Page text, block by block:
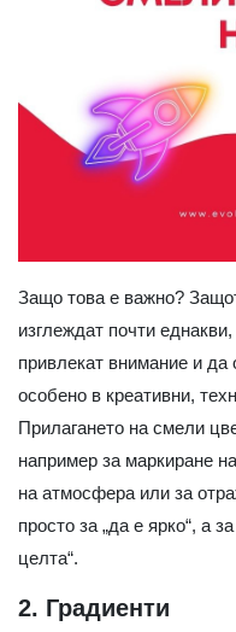
Защо това е важно?
изглеждат почти
привлекат внимание и
особено в креативни,
Прилагането на смели
например за маркиране
на атмосфера или за
просто за „да е ярко“, а
целта“.
2. Градиенти